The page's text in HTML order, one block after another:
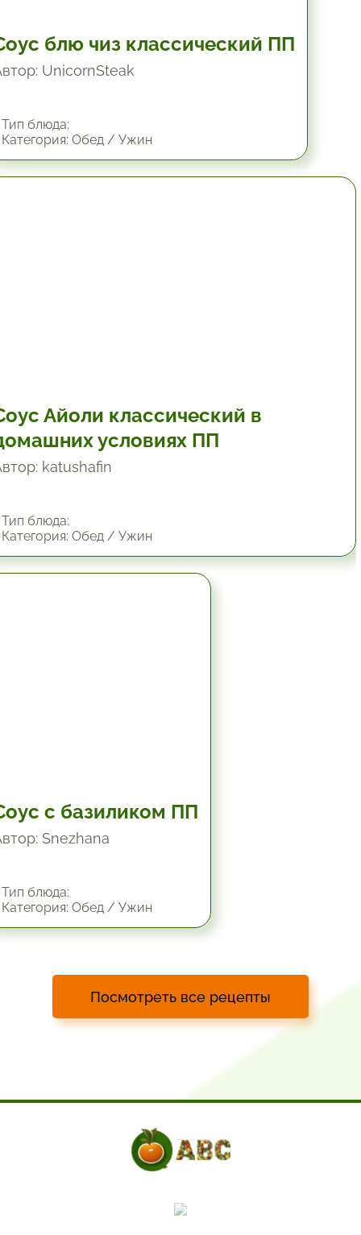
блю чиз классический ПП
UnicornSteak
блюда:
Обед / Ужин
Айоли классический в
условиях ПП
katushafin
блюда:
Обед / Ужин
с базиликом ПП
Snezhana
блюда:
Обед / Ужин
Посмотреть все рецепты